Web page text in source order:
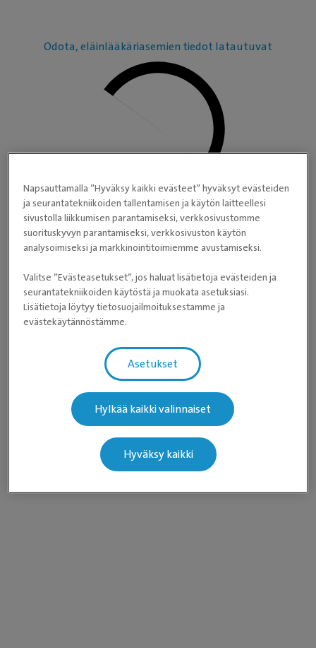
Odota, eläinlääkäriasemien tiedot latautuvat
Napsauttamalla ”Hyväksy kaikki evästeet” hyväksyt evästeiden
ja seurantatekniikoiden tallentamisen ja käytön laitteellesi
sivustolla liikkumisen parantamiseksi, verkkosivustomme
suorituskyvyn parantamiseksi, verkkosivuston käytön
analysoimiseksi ja markkinointitoimiemme avustamiseksi.
Valitse ”Evästeasetukset”, jos haluat lisätietoja evästeiden ja
seurantatekniikoiden käytöstä ja muokata asetuksiasi.
Lisätietoja löytyy tietosuojailmoituksestamme ja
evästekäytännöstämme.
Asetukset
Hylkää kaikki valinnaiset
Hyväksy kaikki